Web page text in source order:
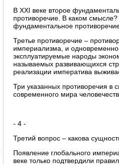
В XXI веке второе
противоречие. В каком
фундаментальное
Третье противоречие –
империализма, и одновременно
эксплуатируемые народы
называемых развивающихся
реализации императива
Три указанных противоречия в
современного мира
- 4 -
Третий вопрос – какова
Появление глобального
веке только подтвердили